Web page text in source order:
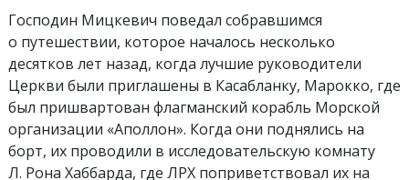
Господин Мицкевич поведал собравшимся
о путешествии, которое началось несколько
десятков лет назад, когда лучшие руководители
Церкви были приглашены в Касабланку, Марокко, где
был пришвартован флагманский корабль Морской
организации «Аполлон». Когда они поднялись на
борт, их проводили в исследовательскую комнату
Л. Рона Хаббарда, где ЛРХ поприветствовал их на